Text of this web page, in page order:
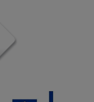
bőseges
volt,
volt.